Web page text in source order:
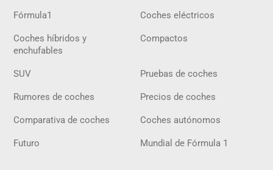
Fórmula1 Coches eléctricos
Coches híbridos y
enchufables
Compactos
SUV Pruebas de coches
Rumores de coches Precios de coches
Comparativa de coches Coches autónomos
Futuro Mundial de Fórmula 1